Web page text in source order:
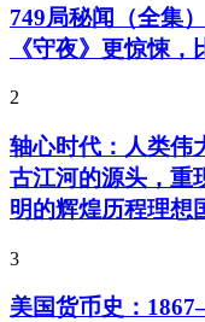
749局秘闻（全集
《守夜》更惊悚，
2
轴心时代：人类伟
古江河的源头，重
明的辉煌历程理想
3
美国货币史：